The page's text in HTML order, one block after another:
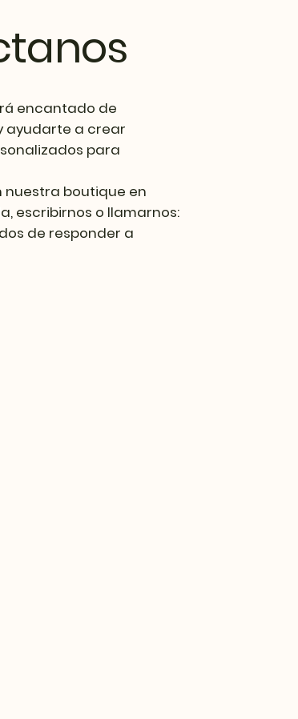
encantado de
ayudarte a crear
para
nuestra boutique en
escribirnos o llamarnos:
de responder a